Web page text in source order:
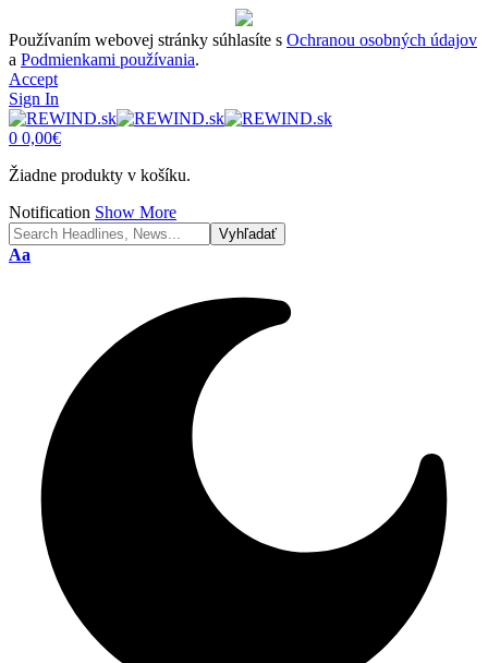
Používaním webovej stránky súhlasíte s Ochranou osobných údajov
a Podmienkami používania.
Accept
Sign In
0 0,00€
Žiadne produkty v košíku.
Notification Show More
Font
Aa